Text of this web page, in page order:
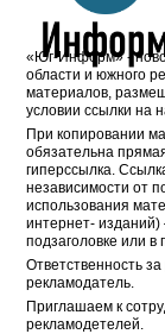
«Юг-Информ» -
области и южного
материалов,
условии ссылки на
При копировании
обязательна
гиперссылка.
независимости от
использования
интернет-
подзаголовке или
Ответственность
рекламодатель.
Приглашаем к
рекламодетелей.